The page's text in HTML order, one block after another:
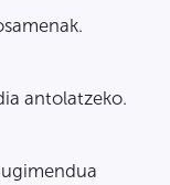
antolatzeko.